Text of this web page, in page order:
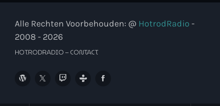
Alle Rechten Voorbehouden: @ HotrodRadio -
2008 - 2026
HOTRODRADIO – CONTACT